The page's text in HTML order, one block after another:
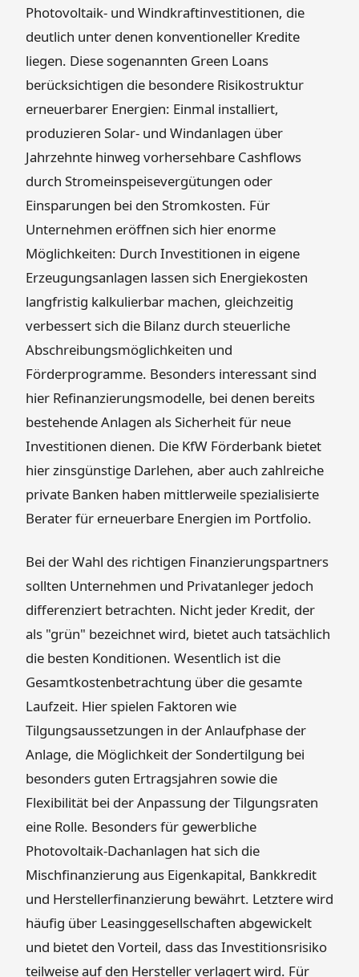
Photovoltaik- und Windkraftinvestitionen, die
deutlich unter denen konventioneller Kredite
liegen. Diese sogenannten Green Loans
berücksichtigen die besondere Risikostruktur
erneuerbarer Energien: Einmal installiert,
produzieren Solar- und Windanlagen über
Jahrzehnte hinweg vorhersehbare Cashflows
durch Stromeinspeisevergütungen oder
Einsparungen bei den Stromkosten. Für
Unternehmen eröffnen sich hier enorme
Möglichkeiten: Durch Investitionen in eigene
Erzeugungsanlagen lassen sich Energiekosten
langfristig kalkulierbar machen, gleichzeitig
verbessert sich die Bilanz durch steuerliche
Abschreibungsmöglichkeiten und
Förderprogramme. Besonders interessant sind
hier Refinanzierungsmodelle, bei denen bereits
bestehende Anlagen als Sicherheit für neue
Investitionen dienen. Die KfW Förderbank bietet
hier zinsgünstige Darlehen, aber auch zahlreiche
private Banken haben mittlerweile spezialisierte
Berater für erneuerbare Energien im Portfolio.
Bei der Wahl des richtigen Finanzierungspartners
sollten Unternehmen und Privatanleger jedoch
differenziert betrachten. Nicht jeder Kredit, der
als "grün" bezeichnet wird, bietet auch tatsächlich
die besten Konditionen. Wesentlich ist die
Gesamtkostenbetrachtung über die gesamte
Laufzeit. Hier spielen Faktoren wie
Tilgungsaussetzungen in der Anlaufphase der
Anlage, die Möglichkeit der Sondertilgung bei
besonders guten Ertragsjahren sowie die
Flexibilität bei der Anpassung der Tilgungsraten
eine Rolle. Besonders für gewerbliche
Photovoltaik-Dachanlagen hat sich die
Mischfinanzierung aus Eigenkapital, Bankkredit
und Herstellerfinanzierung bewährt. Letztere wird
häufig über Leasinggesellschaften abgewickelt
und bietet den Vorteil, dass das Investitionsrisiko
teilweise auf den Hersteller verlagert wird. Für